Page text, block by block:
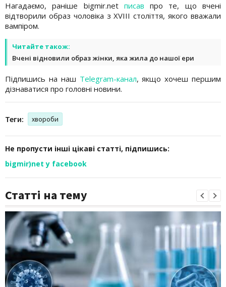
Нагадаємо, раніше bigmir.net писав про те, що вчені
відтворили образ чоловіка з XVIII століття, якого вважали
вампіром.
Читайте також:
Вчені відновили образ жінки, яка жила до нашої ери
Підпишись на наш Telegram-канал, якщо хочеш першим
дізнаватися про головні новини.
Теги: хвороби
Не пропусти інші цікаві статті, підпишись:
bigmir)net у facebook
Статті на тему